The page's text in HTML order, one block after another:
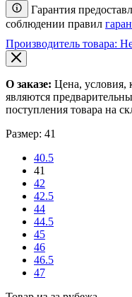
Гарантия
соблюдении правил
Производитель товара:
О заказе: Цена, условия,
являются
поступления товара на
Размер: 41
40.5
41
42
42.5
44
44.5
45
46
46.5
47